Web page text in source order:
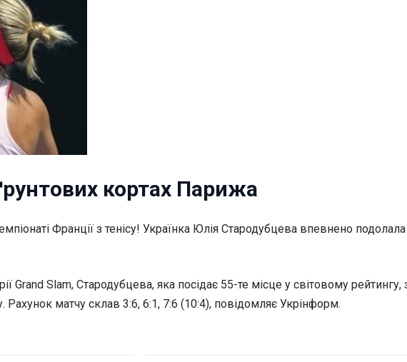
кортах Парижа
Франції з тенісу! Українка Юлія Стародубцева впевнено
Slam, Стародубцева, яка посідає 55-те місце у світовому
Рахунок матчу склав 3:6, 6:1, 7:6 (10:4), повідомляє Укрінформ.